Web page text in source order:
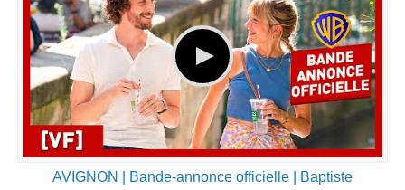
AVIGNON | Bande-annonce officielle | Baptiste